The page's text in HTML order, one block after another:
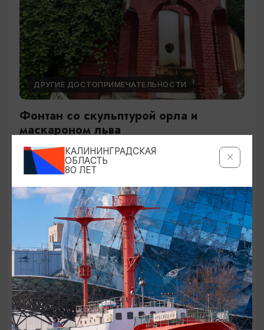
ДРУГИЕ ДОСТОПРИМЕЧАТЕЛЬНОСТИ
Фонтан со скульптурой орла и
маскароном льва
Советск, пересечение ул.Красноармейской и
ул.Революции
КАЛИНИНГРАДСКАЯ
ОБЛАСТЬ
80 ЛЕТ